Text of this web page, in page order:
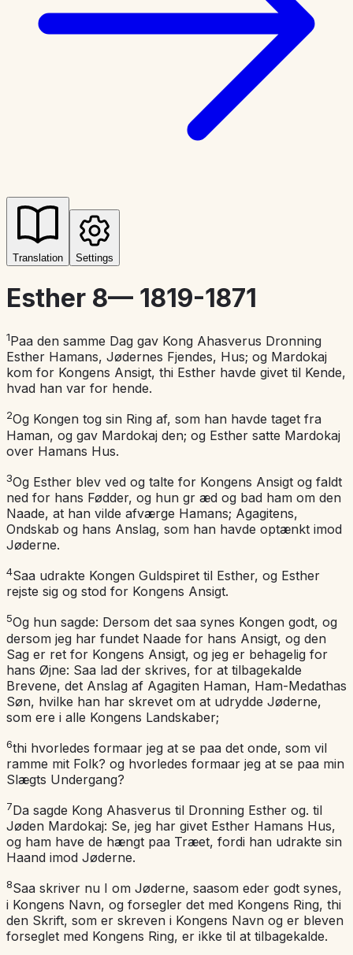
Translation Settings
Esther 8— 1819-1871
1Paa den samme Dag gav Kong Ahasverus Dronning
Esther Hamans, Jødernes Fjendes, Hus; og Mardokaj
kom for Kongens Ansigt, thi Esther havde givet til Kende,
hvad han var for hende.
2Og Kongen tog sin Ring af, som han havde taget fra
Haman, og gav Mardokaj den; og Esther satte Mardokaj
over Hamans Hus.
3Og Esther blev ved og talte for Kongens Ansigt og faldt
ned for hans Fødder, og hun gr æd og bad ham om den
Naade, at han vilde afværge Hamans; Agagitens,
Ondskab og hans Anslag, som han havde optænkt imod
Jøderne.
4Saa udrakte Kongen Guldspiret til Esther, og Esther
rejste sig og stod for Kongens Ansigt.
5Og hun sagde: Dersom det saa synes Kongen godt, og
dersom jeg har fundet Naade for hans Ansigt, og den
Sag er ret for Kongens Ansigt, og jeg er behagelig for
hans Øjne: Saa lad der skrives, for at tilbagekalde
Brevene, det Anslag af Agagiten Haman, Ham-Medathas
Søn, hvilke han har skrevet om at udrydde Jøderne,
som ere i alle Kongens Landskaber;
6thi hvorledes formaar jeg at se paa det onde, som vil
ramme mit Folk? og hvorledes formaar jeg at se paa min
Slægts Undergang?
7Da sagde Kong Ahasverus til Dronning Esther og. til
Jøden Mardokaj: Se, jeg har givet Esther Hamans Hus,
og ham have de hængt paa Træet, fordi han udrakte sin
Haand imod Jøderne.
8Saa skriver nu I om Jøderne, saasom eder godt synes,
i Kongens Navn, og forsegler det med Kongens Ring, thi
den Skrift, som er skreven i Kongens Navn og er bleven
forseglet med Kongens Ring, er ikke til at tilbagekalde.